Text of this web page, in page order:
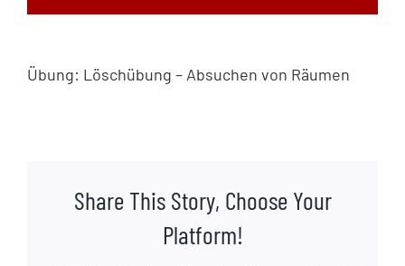
Übung: Löschübung – Absuchen von Räumen
Share This Story, Choose Your
Platform!